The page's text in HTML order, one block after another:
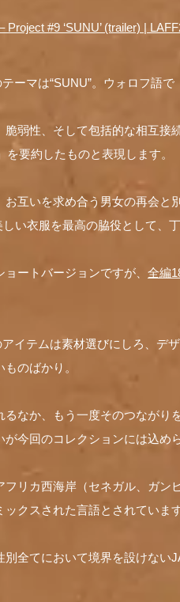
#9 ‘SUNU’ (trailer) |
ーマは“SUNU”。ウォロフ語で
弱性、そして包括的な相互接
要約したものと表現します。
互いを求め合う男女の再会と
い衣服を最高の脇役として、丁
ートバージョンですが、 全編
イテムは素材選びにしろ、デ
のばかり。
なか、もう一度そのつながり
今回のコレクションには込め
フリカ西海岸（セネガル、ガ
クスされた言語とされています
別全てにおいて境界を設けな